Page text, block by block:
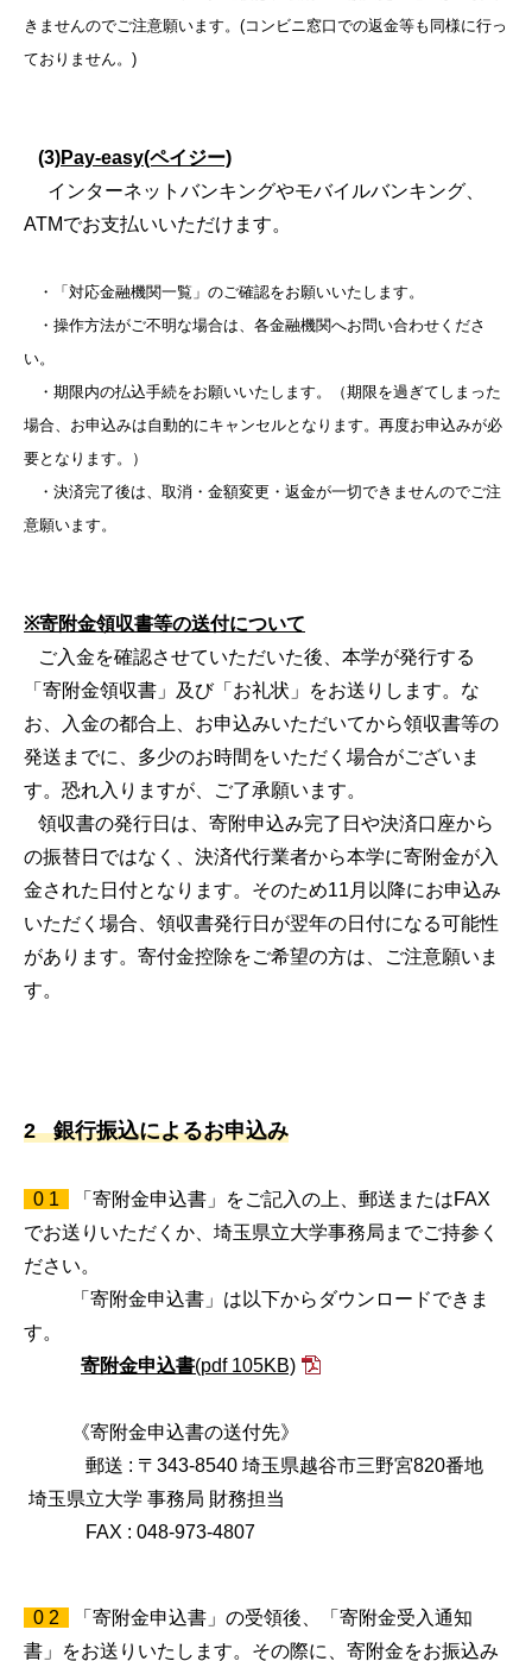
きませんのでご注意願います。(コンビニ窓口での返金等も同様に行っ
ておりません。)
(3)Pay-easy(ペイジー)
インターネットバンキングやモバイルバンキング、
ATMでお支払いいただけます。
・「対応金融機関一覧」のご確認をお願いいたします。
・操作方法がご不明な場合は、各金融機関へお問い合わせくださ
い。
・期限内の払込手続をお願いいたします。（期限を過ぎてしまった
場合、お申込みは自動的にキャンセルとなります。再度お申込みが必
要となります。）
・決済完了後は、取消・金額変更・返金が一切できませんのでご注
意願います。
※寄附金領収書等の送付について
ご入金を確認させていただいた後、本学が発行する
「寄附金領収書」及び「お礼状」をお送りします。な
お、入金の都合上、お申込みいただいてから領収書等の
発送までに、多少のお時間をいただく場合がございま
す。恐れ入りますが、ご了承願います。
領収書の発行日は、寄附申込み完了日や決済口座から
の振替日ではなく、決済代行業者から本学に寄附金が入
金された日付となります。そのため11月以降にお申込み
いただく場合、領収書発行日が翌年の日付になる可能性
があります。寄付金控除をご希望の方は、ご注意願いま
す。
2 銀行振込によるお申込み
0 1
「寄附金申込書」をご記入の上、郵送またはFAX
でお送りいただくか、埼玉県立大学事務局までご持参く
ださい。
「寄附金申込書」は以下からダウンロードできま
す。
寄附金申込書(pdf 105KB)
《寄附金申込書の送付先》
郵送 : 〒343-8540 埼玉県越谷市三野宮820番地
埼玉県立大学 事務局 財務担当
FAX : 048-973-4807
0 2
「寄附金申込書」の受領後、「寄附金受入通知
書」をお送りいたします。その際に、寄附金をお振込み